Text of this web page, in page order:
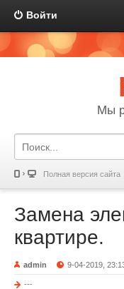
Войти
Мы
Полная версия сайта
Замена
квартире.
admin 9-04-2019,
---